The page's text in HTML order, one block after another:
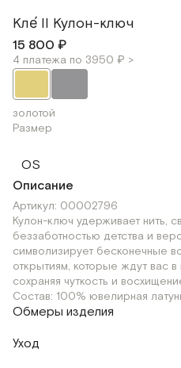
Кле́ II Кулон-ключ
15 800 ₽
4 платежа по 3950 ₽ >
золотой
Размер
OS
Описание
Артикул: 00002796
Кулон-ключ удерживает нить,
беззаботностью детства и
символизирует бесконечные
открытиям, которые ждут вас
сохраняя чуткость и
Состав: 100% ювелирная
Обмеры изделия
Уход